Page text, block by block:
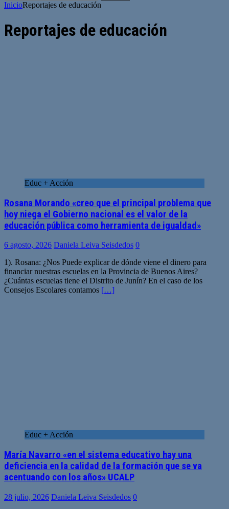
InicioReportajes de educación
Reportajes de educación
Educ + Acción
Rosana Morando «creo que el principal problema que
hoy niega el Gobierno nacional es el valor de la
educación pública como herramienta de igualdad»
6 agosto, 2026 Daniela Leiva Seisdedos 0
1). Rosana: ¿Nos Puede explicar de dónde viene el dinero para
financiar nuestras escuelas en la Provincia de Buenos Aires?
¿Cuántas escuelas tiene el Distrito de Junín? En el caso de los
Consejos Escolares contamos […]
Educ + Acción
María Navarro «en el sistema educativo hay una
deficiencia en la calidad de la formación que se va
acentuando con los años» UCALP
28 julio, 2026 Daniela Leiva Seisdedos 0